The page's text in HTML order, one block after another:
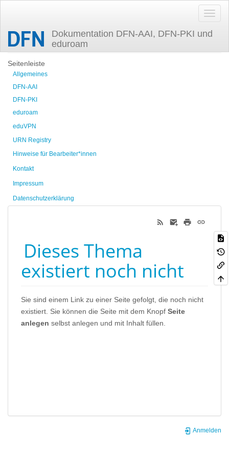
Dokumentation DFN-AAI, DFN-PKI und
eduroam
Zuletzt angesehen
Seitenleiste
Allgemeines
DFN-AAI
DFN-PKI
eduroam
eduVPN
URN Registry
Hinweise für Bearbeiter*innen
Kontakt
Impressum
Datenschutzerklärung
Dieses Thema
existiert noch nicht
Sie sind einem Link zu einer Seite gefolgt, die noch nicht
existiert. Sie können die Seite mit dem Knopf Seite
anlegen selbst anlegen und mit Inhalt füllen.
Anmelden